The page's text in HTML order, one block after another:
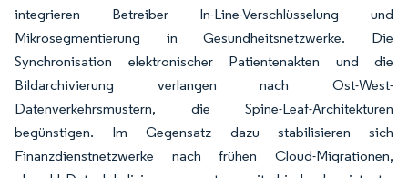
integrieren Betreiber In-Line-Verschlüsselung und
Mikrosegmentierung in Gesundheitsnetzwerke. Die
Synchronisation elektronischer Patientenakten und die
Bildarchivierung verlangen nach Ost-West-
Datenverkehrsmustern, die Spine-Leaf-Architekturen
begünstigen. Im Gegensatz dazu stabilisieren sich
Finanzdienstnetzwerke nach frühen Cloud-Migrationen,